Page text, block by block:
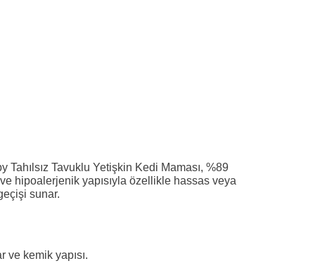
Tavuklu Yetişkin Kedi Maması, %89
hipoalerjenik yapısıyla özellikle hassas veya
sunar.
kemik yapısı.